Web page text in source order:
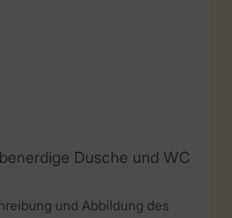
Dusche und WC
und Abbildung des